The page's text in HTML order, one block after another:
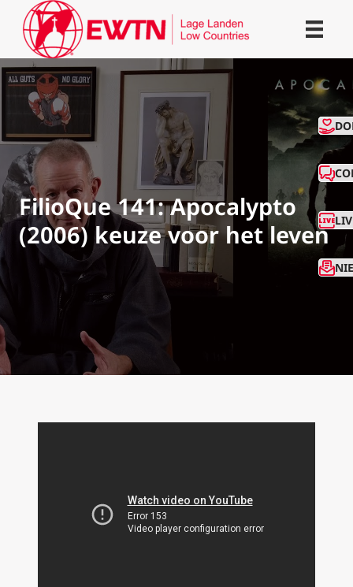
FilioQue 141: Apocalypto
(2006) keuze voor het leven